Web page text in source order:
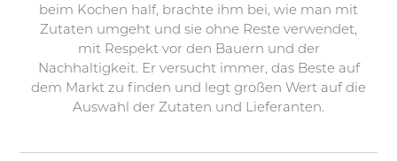
beim Kochen half, brachte ihm bei, wie man mit
Zutaten umgeht und sie ohne Reste verwendet,
mit Respekt vor den Bauern und der
Nachhaltigkeit. Er versucht immer, das Beste auf
dem Markt zu finden und legt großen Wert auf die
Auswahl der Zutaten und Lieferanten.